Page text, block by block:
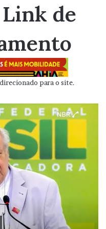
de
para o site.